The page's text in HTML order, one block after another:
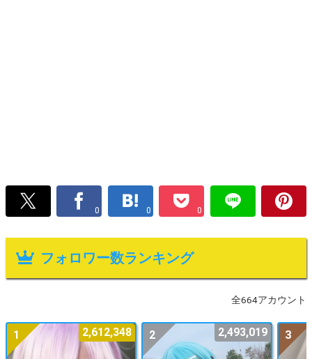
0 0 0
フォロワー数ランキング
全664アカウント
1 2,612,348 2 2,493,019 3